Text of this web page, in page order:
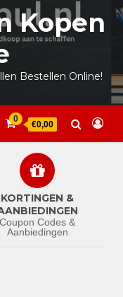
Kopen
Bestellen Online!
0
€0,00
KORTINGEN &
Coupon Codes &
Aanbiedingen